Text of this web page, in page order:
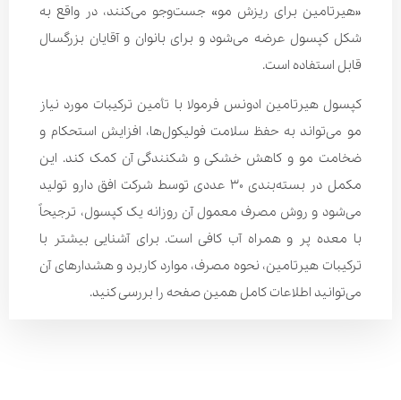
«هیرتامین برای ریزش مو» جست‌وجو می‌کنند، در واقع به
شکل کپسول عرضه می‌شود و برای بانوان و آقایان بزرگسال
قابل استفاده است.
کپسول هیرتامین ادونس فرمولا با تأمین ترکیبات مورد نیاز
مو می‌تواند به حفظ سلامت فولیکول‌ها، افزایش استحکام و
ضخامت مو و کاهش خشکی و شکنندگی آن کمک کند. این
مکمل در بسته‌بندی ۳۰ عددی توسط شرکت افق دارو تولید
می‌شود و روش مصرف معمول آن روزانه یک کپسول، ترجیحاً
با معده پر و همراه آب کافی است. برای آشنایی بیشتر با
ترکیبات هیرتامین، نحوه مصرف، موارد کاربرد و هشدارهای آن
می‌توانید اطلاعات کامل همین صفحه را بررسی کنید.